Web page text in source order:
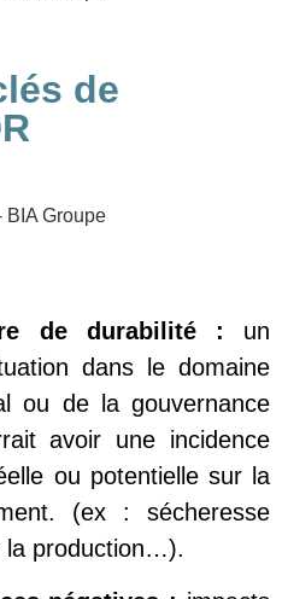
de
de durabilité : un
dans le domaine
ou de la gouvernance
avoir une incidence
ou potentielle sur la
(ex : sécheresse
la production…).